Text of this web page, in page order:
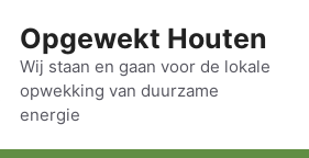
Opgewekt Houten
Wij staan en gaan voor de lokale
opwekking van duurzame
energie